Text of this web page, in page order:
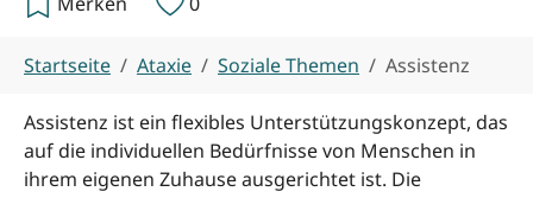
Startseite Ataxie Soziale Themen Assistenz
Assistenz ist ein flexibles Unterstützungskonzept, das
auf die individuellen Bedürfnisse von Menschen in
ihrem eigenen Zuhause ausgerichtet ist. Die